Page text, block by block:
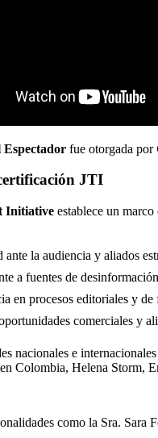
Espectador fue otorgada por
JTI
Initiative establece un
la audiencia y aliados
a fuentes de
en procesos editoriales y de
comerciales y
nacionales e
Colombia, Helena Storm,
como la Sra. Sara